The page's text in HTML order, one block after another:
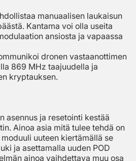
manuaalisen laukaisun
Kantama voi olla useita
ansiosta ja vapaassa
dronen vastaanottimen
869 MHz taajuudella ja
kryptauksen.
asennus ja resetointi kestää
Ainoa asia mitä tulee tehdä on
uuteen kiertämällä se
ja asettamalla uuden POD
ainoa vaihdettava muu osa